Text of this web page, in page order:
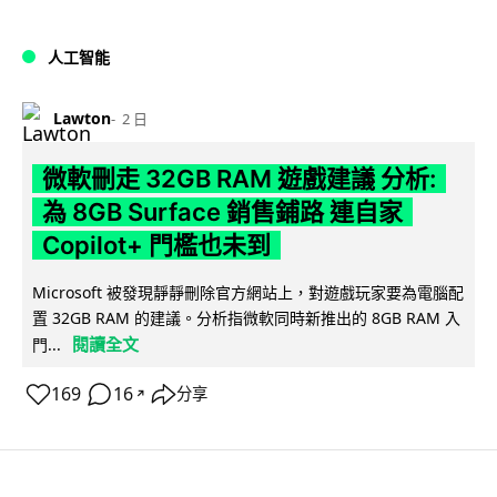
人工智能
Lawton 2 日
微軟刪走 32GB RAM 遊戲建議 分析:
為 8GB Surface 銷售鋪路 連自家
Copilot+ 門檻也未到
Microsoft 被發現靜靜刪除官方網站上，對遊戲玩家要為電腦配
置 32GB RAM 的建議。分析指微軟同時新推出的 8GB RAM 入
門...
閱讀全文
169 16 ↗ 分享